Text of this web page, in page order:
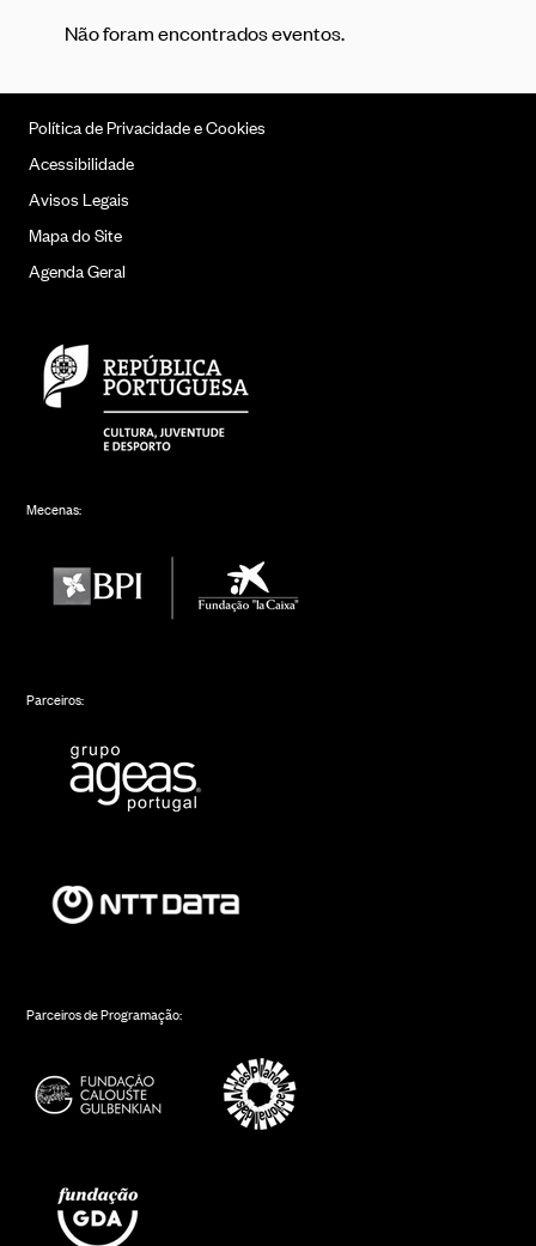
Não foram encontrados eventos.
Política de Privacidade e Cookies
Acessibilidade
Avisos Legais
Mapa do Site
Agenda Geral
Mecenas:
Parceiros:
Parceiros de Programação: